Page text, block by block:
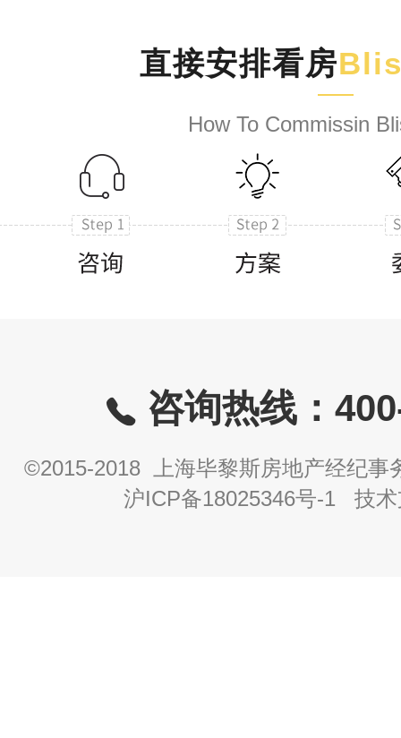
直接安排看房
How To Commissin
咨询热线：
©2015-2018 上海毕黎斯房地产经纪事
沪ICP备18025346号-1 技术